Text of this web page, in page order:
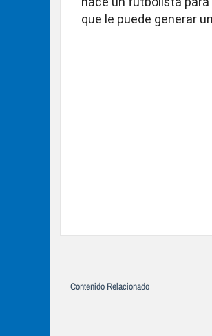
que le puede generar
Contenido Relacionado